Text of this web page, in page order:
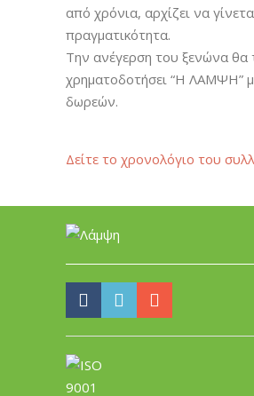
από χρόνια, αρχίζει να
πραγματικότητα.
Την ανέγερση του ξενώνα θα
χρηματοδοτήσει “Η ΛΑΜΨΗ”
δωρεών.
Δείτε το χρονολόγιο του